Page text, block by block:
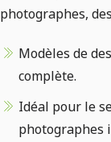
photographes,
Modèles de
complète.
Idéal pour le
photographes